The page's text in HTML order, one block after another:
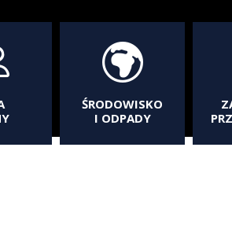
ŚRODOWISKO
I ODPADY